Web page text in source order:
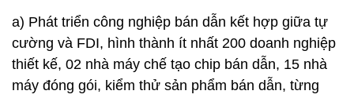
a) Phát triển công nghiệp bán dẫn kết hợp giữa tự
cường và FDI, hình thành ít nhất 200 doanh nghiệp
thiết kế, 02 nhà máy chế tạo chip bán dẫn, 15 nhà
máy đóng gói, kiểm thử sản phẩm bán dẫn, từng